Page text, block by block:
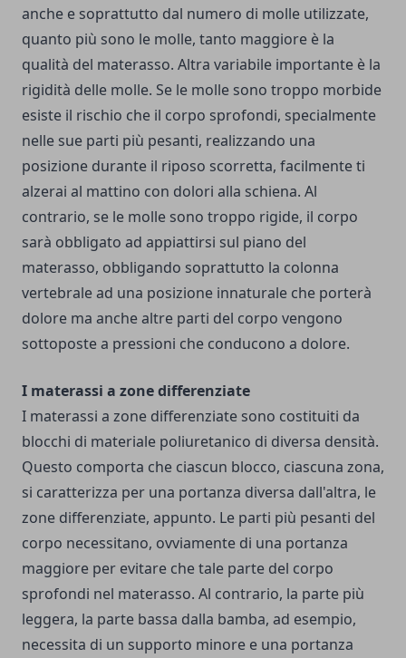
anche e soprattutto dal numero di molle utilizzate,
quanto più sono le molle, tanto maggiore è la
qualità del materasso. Altra variabile importante è la
rigidità delle molle. Se le molle sono troppo morbide
esiste il rischio che il corpo sprofondi, specialmente
nelle sue parti più pesanti, realizzando una
posizione durante il riposo scorretta, facilmente ti
alzerai al mattino con dolori alla schiena. Al
contrario, se le molle sono troppo rigide, il corpo
sarà obbligato ad appiattirsi sul piano del
materasso, obbligando soprattutto la colonna
vertebrale ad una posizione innaturale che porterà
dolore ma anche altre parti del corpo vengono
sottoposte a pressioni che conducono a dolore.
I materassi a zone differenziate
I materassi a zone differenziate sono costituiti da
blocchi di materiale poliuretanico di diversa densità.
Questo comporta che ciascun blocco, ciascuna zona,
si caratterizza per una portanza diversa dall'altra, le
zone differenziate, appunto. Le parti più pesanti del
corpo necessitano, ovviamente di una portanza
maggiore per evitare che tale parte del corpo
sprofondi nel materasso. Al contrario, la parte più
leggera, la parte bassa dalla bamba, ad esempio,
necessita di un supporto minore e una portanza